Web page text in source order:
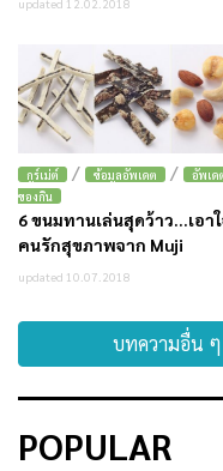
กูร์เม่ต์ / ข้อมูลอัพเดต /
อัพเด
ของกิน
6 ขนมทานเล่นสุดว้าว…เอา
คนรักสุขภาพจาก Muji
updated 10.07.2018
บทความอื่น
POPULAR